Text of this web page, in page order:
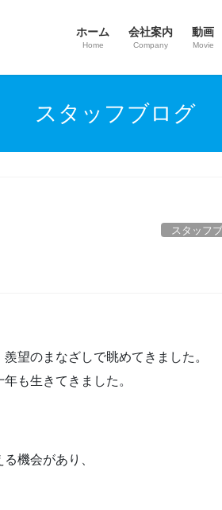
ホーム
Home
会社案内
Company
動画
Movie
スタッフブログ
スタッフ
望のまなざしで眺めてきました。
も生きてきました。
機会があり、